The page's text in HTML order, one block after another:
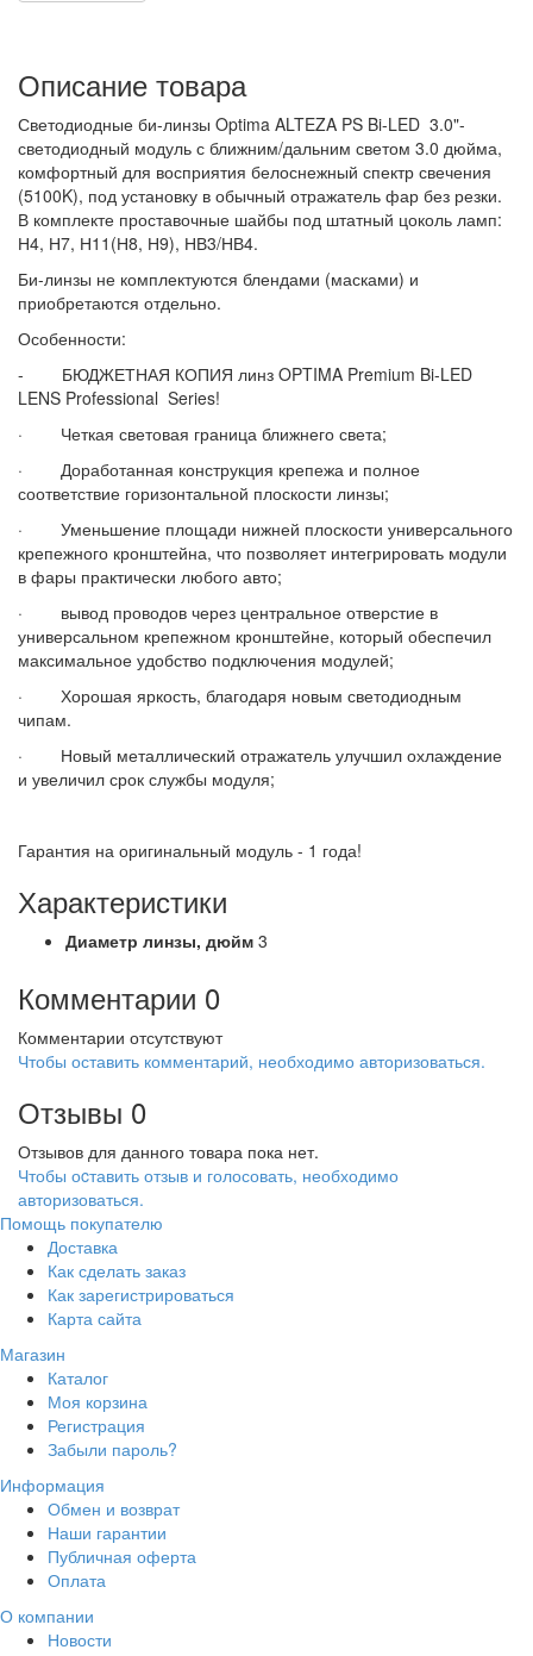
Описание товара
Светодиодные би-линзы Optima ALTEZA PS Bi-LED 3.0"-
светодиодный модуль с ближним/дальним светом 3.0 дюйма,
комфортный для восприятия белоснежный спектр свечения
(5100K), под установку в обычный отражатель фар без резки.
В комплекте проставочные шайбы под штатный цоколь ламп:
Н4, Н7, Н11(Н8, Н9), НВ3/НВ4.
Би-линзы не комплектуются блендами (масками) и
приобретаются отдельно.
Особенности:
-
БЮДЖЕТНАЯ КОПИЯ линз OPTIMA Premium Bi-LED
LENS Professional Series!
· Четкая световая граница ближнего света;
· Доработанная конструкция крепежа и полное
соответствие горизонтальной плоскости линзы;
· Уменьшение площади нижней плоскости универсального
крепежного кронштейна, что позволяет интегрировать модули
в фары практически любого авто;
· вывод проводов через центральное отверстие в
универсальном крепежном кронштейне, который обеспечил
максимальное удобство подключения модулей;
· Хорошая яркость, благодаря новым светодиодным
чипам.
· Новый металлический отражатель улучшил охлаждение
и увеличил срок службы модуля;
Гарантия на оригинальный модуль - 1 года!
Характеристики
Диаметр линзы, дюйм 3
Комментарии 0
Комментарии отсутствуют
Чтобы оставить комментарий, необходимо авторизоваться.
Отзывы 0
Отзывов для данного товара пока нет.
Чтобы оcтавить отзыв и голосовать, необходимо
авторизоваться.
Помощь покупателю
Доставка
Как сделать заказ
Как зарегистрироваться
Карта сайта
Магазин
Каталог
Моя корзина
Регистрация
Забыли пароль?
Информация
Обмен и возврат
Наши гарантии
Публичная оферта
Оплата
О компании
Новости